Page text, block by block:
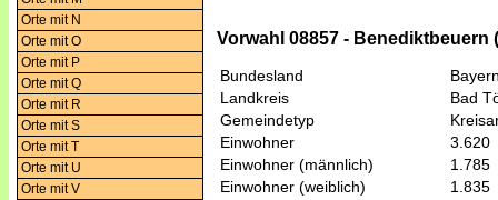
Orte mit N
Orte mit O
Orte mit P
Orte mit Q
Orte mit R
Orte mit S
Orte mit T
Orte mit U
Orte mit V
Vorwahl 08857 - Benediktbeuern
Bundesland
Landkreis
Bad
Gemeindetyp
Einwohner
3.620
Einwohner (männlich)
1.785
Einwohner (weiblich)
1.835